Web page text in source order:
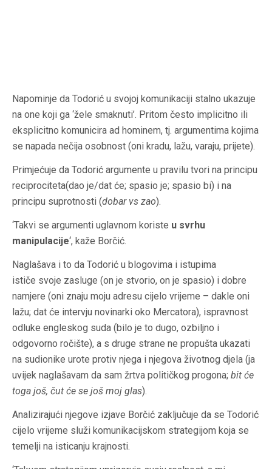
Napominje da Todorić u svojoj komunikaciji stalno ukazuje
na one koji ga ‘žele smaknuti’. Pritom često implicitno ili
eksplicitno komunicira ad hominem, tj. argumentima kojima
se napada nečija osobnost (oni kradu, lažu, varaju, prijete).
Primjećuje da Todorić argumente u pravilu tvori na principu
reciprociteta(dao je/dat će; spasio je; spasio bi) i na
principu suprotnosti (dobar vs zao).
‘Takvi se argumenti uglavnom koriste u svrhu
manipulacije‘, kaže Borčić.
Naglašava i to da Todorić u blogovima i istupima
ističe svoje zasluge (on je stvorio, on je spasio) i dobre
namjere (oni znaju moju adresu cijelo vrijeme – dakle oni
lažu; dat će intervju novinarki oko Mercatora), ispravnost
odluke engleskog suda (bilo je to dugo, ozbiljno i
odgovorno ročište), a s druge strane ne propušta ukazati
na sudionike urote protiv njega i njegova životnog djela (ja
uvijek naglašavam da sam žrtva političkog progona; bit će
toga još, čut će se još moj glas).
Analizirajući njegove izjave Borčić zaključuje da se Todorić
cijelo vrijeme služi komunikacijskom strategijom koja se
temelji na isticanju krajnosti.